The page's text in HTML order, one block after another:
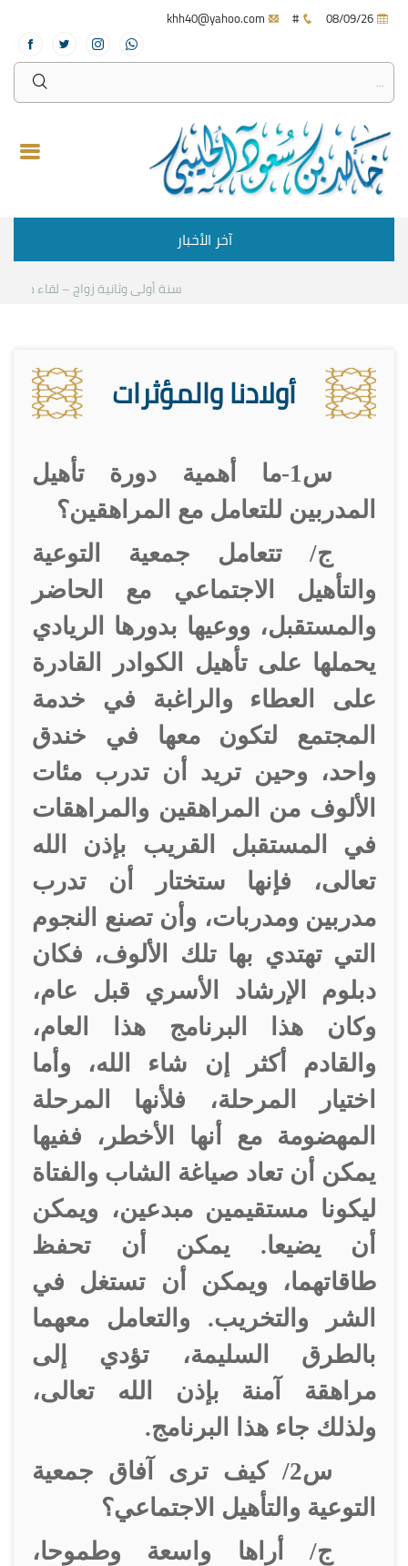
#
آخر الأخبار
سنة أولى وثانية زواج – لقاء مع
أولادنا والمؤثرات
س1-ما أهمية دورة تأهيل
المدربين للتعامل مع المراهقين؟
ج/ تتعامل جمعية التوعية
والتأهيل الاجتماعي مع الحاضر
والمستقبل، ووعيها بدورها الريادي
يحملها على تأهيل الكوادر القادرة
على العطاء والراغبة في خدمة
المجتمع لتكون معها في خندق
واحد، وحين تريد أن تدرب مئات
الألوف من المراهقين والمراهقات
في المستقبل القريب بإذن الله
تعالى، فإنها ستختار أن تدرب
مدربين ومدربات، وأن تصنع النجوم
التي تهتدي بها تلك الألوف، فكان
دبلوم الإرشاد الأسري قبل عام،
وكان هذا البرنامج هذا العام،
والقادم أكثر إن شاء الله، وأما
اختيار المرحلة، فلأنها المرحلة
المهضومة مع أنها الأخطر، ففيها
يمكن أن تعاد صياغة الشاب والفتاة
ليكونا مستقيمين مبدعين، ويمكن
أن يضيعا. يمكن أن تحفظ
طاقاتهما، ويمكن أن تستغل في
الشر والتخريب. والتعامل معهما
بالطرق السليمة، تؤدي إلى
مراهقة آمنة بإذن الله تعالى،
ولذلك جاء هذا البرنامج.
س2/ كيف ترى آفاق جمعية
التوعية والتأهيل الاجتماعي؟
ج/ أراها واسعة وطموحا،